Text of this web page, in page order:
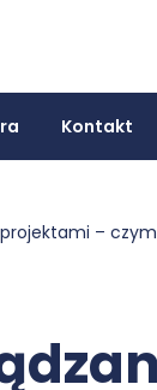
Kontakt
–